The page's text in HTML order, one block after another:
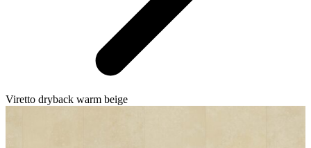
Viretto dryback warm beige